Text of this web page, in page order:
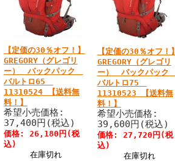
【定価の30％オフ！】
GREGORY（グレゴリ
ー） バックパック
バルトロ65
11310524 【送料無
料！】
希望小売価格:
37,400円(税込)
価格: 26,180円(税
込)
在庫切れ
【定価の30％オフ！】
GREGORY（グレゴリ
ー） バックパック
バルトロ75
11310523 【送料無
料！】
希望小売価格:
39,600円(税込)
価格: 27,720円(税
込)
在庫切れ